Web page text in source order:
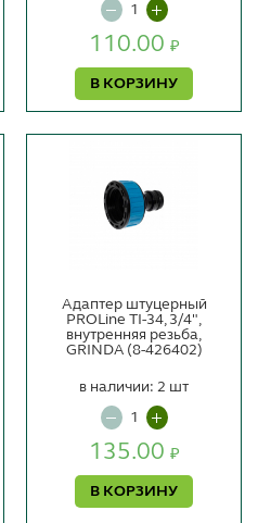
110.00 ₽
В КОРЗИНУ
Адаптер штуцерный
PROLine TI-34, 3/4",
внутренняя резьба,
GRINDA (8-426402)
135.00 ₽
В КОРЗИНУ
в наличии: 2 шт